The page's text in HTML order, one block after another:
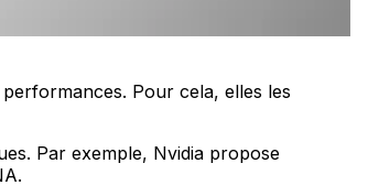
Pour cela, elles les
Par exemple, Nvidia propose